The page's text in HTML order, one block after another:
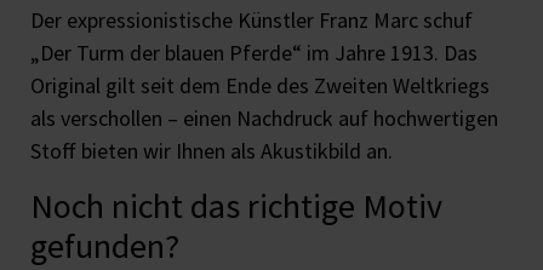
Der expressionistische Künstler Franz Marc schuf
„Der Turm der blauen Pferde“ im Jahre 1913. Das
Original gilt seit dem Ende des Zweiten Weltkriegs
als verschollen – einen Nachdruck auf hochwertigen
Stoff bieten wir Ihnen als Akustikbild an.
Noch nicht das richtige Motiv
gefunden?